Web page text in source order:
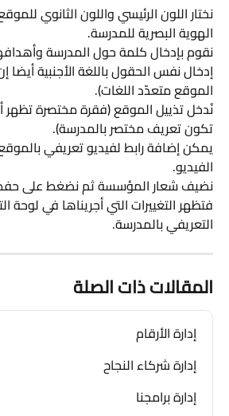
نختار اللون الرئيسي واللون الثانوي
الهوية البصرية للمدرسة.
نقوم بإدخال كلمة حول المدرسة
إدخال نفس الحقول باللغة الأجنبية أيضا
الموقع متعدّد اللغات).
نُدخل تذييل الموقع (فقرة مختصرة
تكون تعريف مختصر بالمدرسة).
يمكن إضافة رابط لفيديو تعريفي
الفيديو.
نضيف شعار المؤسسة ثم نضغط على حفظ
فتظهر التغييرات التي أجريناها في
التعريفي بالمدرسة.
المقالات ذات الصلة
إدارة الأرقام
إدارة شركاء النجاح
إدارة برامجنا